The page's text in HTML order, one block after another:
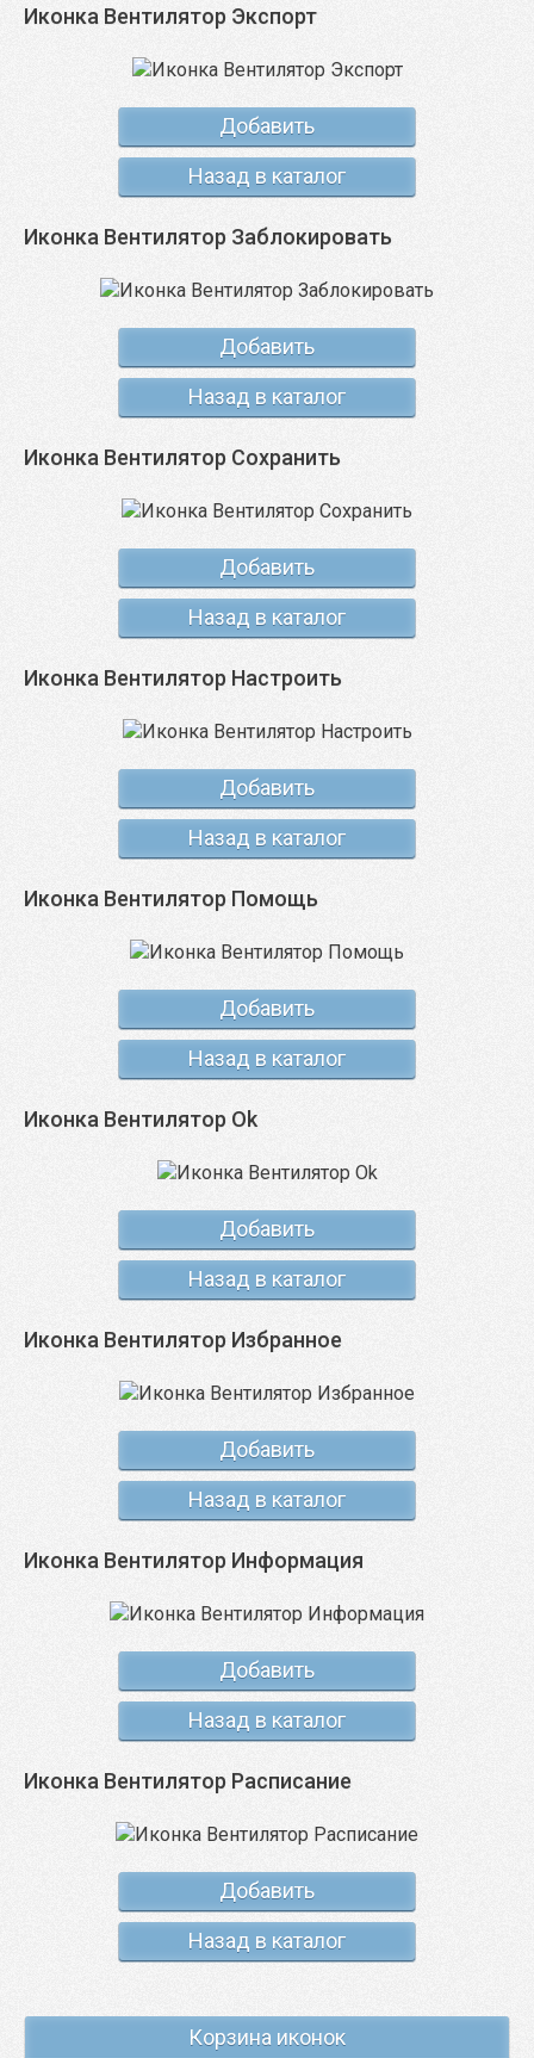
Иконка Вентилятор Экспорт
Добавить
Назад в каталог
Иконка Вентилятор Заблокировать
Добавить
Назад в каталог
Иконка Вентилятор Сохранить
Добавить
Назад в каталог
Иконка Вентилятор Настроить
Добавить
Назад в каталог
Иконка Вентилятор Помощь
Добавить
Назад в каталог
Иконка Вентилятор Ok
Добавить
Назад в каталог
Иконка Вентилятор Избранное
Добавить
Назад в каталог
Иконка Вентилятор Информация
Добавить
Назад в каталог
Иконка Вентилятор Расписание
Добавить
Назад в каталог
Корзина иконок